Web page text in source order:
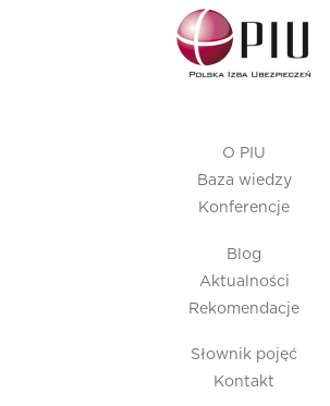
O PIU
Baza wiedzy
Konferencje
Blog
Aktualności
Rekomendacje
Słownik pojęć
Kontakt